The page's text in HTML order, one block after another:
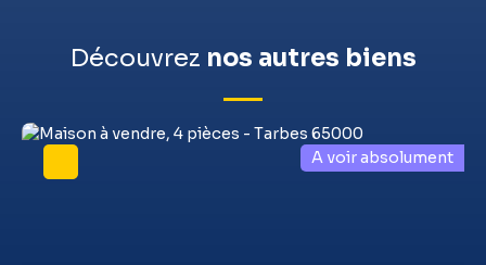
Découvrez nos autres biens
A voir absolument